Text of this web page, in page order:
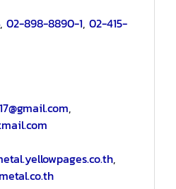
, 02-898-8890-1, 02-415-
,
,